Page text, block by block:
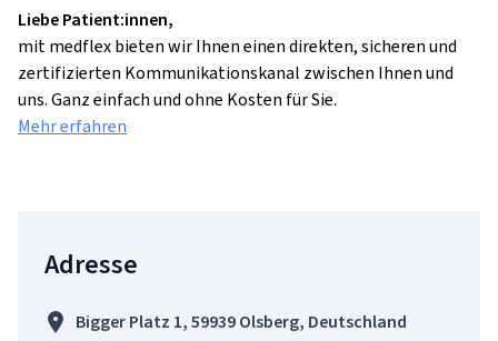
Liebe Patient:innen,
mit medflex bieten wir Ihnen einen direkten, sicheren und
zertifizierten Kommunikationskanal zwischen Ihnen und
uns. Ganz einfach und ohne Kosten für Sie.
Mehr erfahren
Adresse
Bigger Platz 1, 59939 Olsberg, Deutschland